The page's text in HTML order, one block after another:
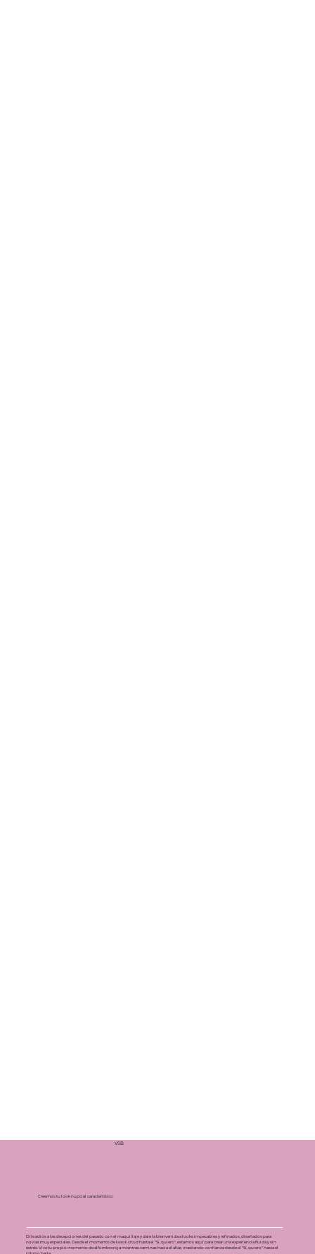
VSB
Creemos tu look nupcial característico
Dile adiós a las decepciones del pasado con el maquillaje y dale la bienvenida a looks impecables y refinados, diseñados para
novias muy especiales. Desde el momento de la solicitud hasta el "Sí, quiero", estamos aquí para crear una experiencia fluida y sin
estrés. Vive tu propio momento de alfombra roja mientras caminas hacia el altar, irradiando confianza desde el "Sí, quiero" hasta el
último baile.